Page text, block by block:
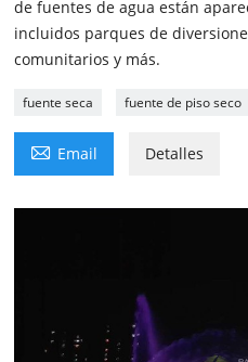
de fuentes de agua están
incluidos parques de
comunitarios y más.
fuente seca fuente de piso seco
 Email Detalles